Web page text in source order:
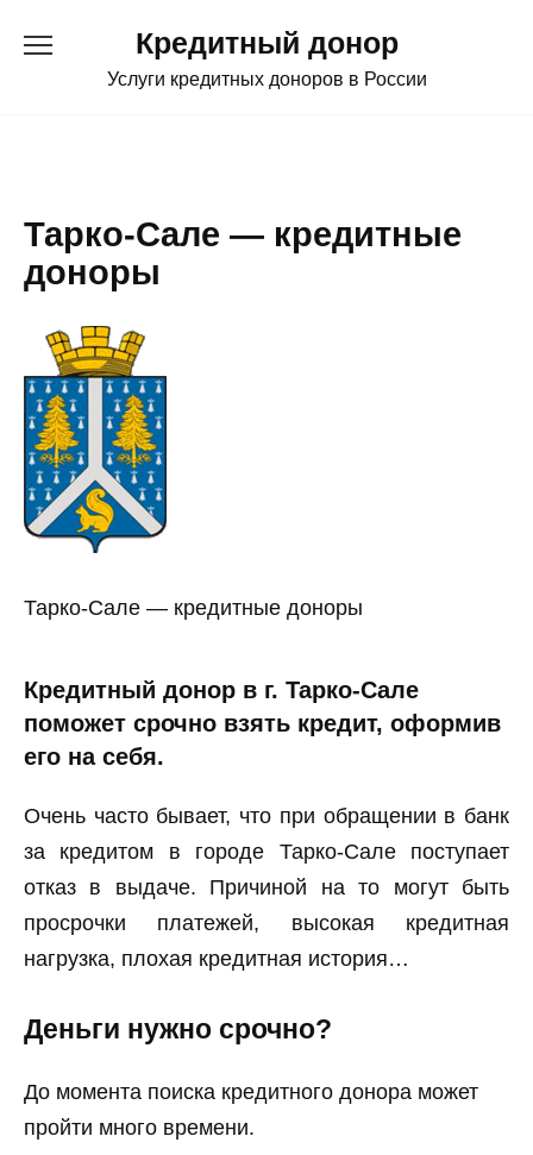
содержанию
Кредитный донор
Услуги кредитных доноров в России
Тарко-Сале — кредитные
доноры
Тарко-Сале — кредитные доноры
Кредитный донор в г. Тарко-Сале
поможет срочно взять кредит, оформив
его на себя.
Очень часто бывает, что при обращении в банк
за кредитом в городе Тарко-Сале поступает
отказ в выдаче. Причиной на то могут быть
просрочки платежей, высокая кредитная
нагрузка, плохая кредитная история…
Деньги нужно срочно?
До момента поиска кредитного донора может
пройти много времени.